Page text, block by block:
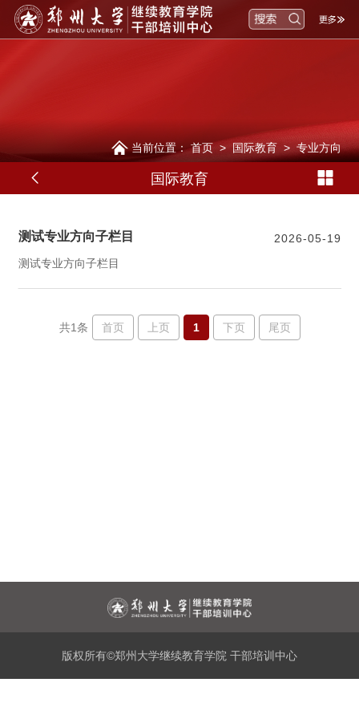
当前位置： 首页> 国际教育>专业方向
国际教育
测试专业方向子栏目 2026-05-19
测试专业方向子栏目
共1条 首页 上页 1 下页 尾页
版权所有©郑州大学继续教育学院 干部培训中心